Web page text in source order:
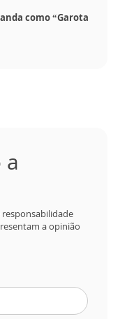
como “Garota
a
responsabilidade
a opinião